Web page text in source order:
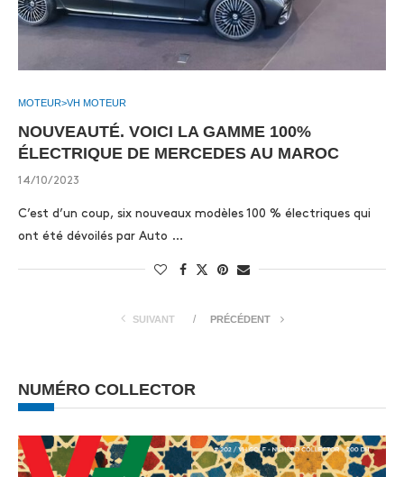
MOTEUR>VH MOTEUR
NOUVEAUTÉ. VOICI LA GAMME 100%
ÉLECTRIQUE DE MERCEDES AU MAROC
14/10/2023
C’est d’un coup, six nouveaux modèles 100 % électriques qui
ont été dévoilés par Auto …
SUIVANT PRÉCÉDENT
NUMÉRO COLLECTOR